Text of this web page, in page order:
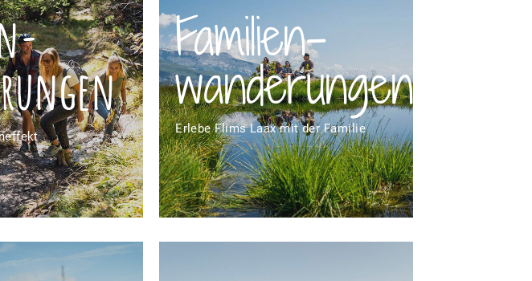
Familien­
wanderungen
Erlebe Flims Laax mit der Familie